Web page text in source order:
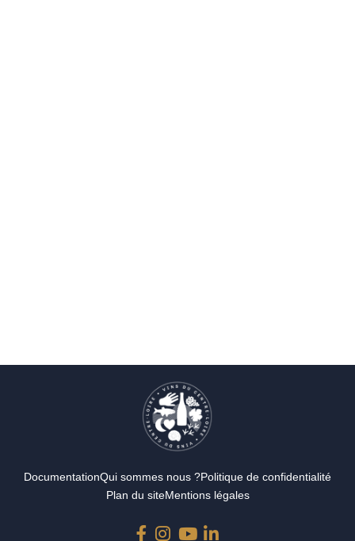
DocumentationQui sommes nous ?Politique de confidentialité
Plan du siteMentions légales